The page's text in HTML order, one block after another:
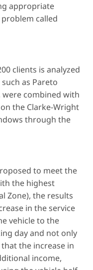
appropriate
called
clients is analyzed
as Pareto
were combined with
the Clarke-Wright
through the
to meet the
the highest
Zone), the results
in the service
vehicle to the
day and not only
the increase in
income,